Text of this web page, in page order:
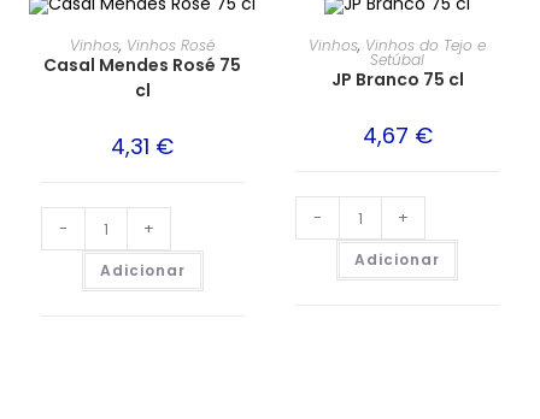
Vinhos, Vinhos Rosé
Casal Mendes Rosé 75
cl
4,31 €
- +
Adicionar
Vinhos, Vinhos do Tejo e
Setúbal
JP Branco 75 cl
4,67 €
- +
Adicionar